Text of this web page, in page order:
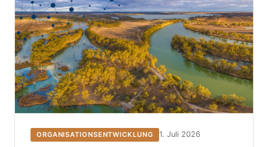
ORGANISATIONSENTWICKLUNG 1. Juli 2026